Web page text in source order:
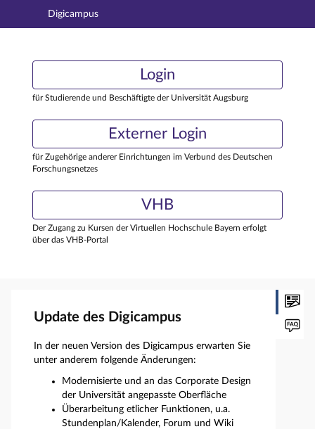
Hauptnavigation
Externer Login
Digicampus
Login
für Studierende und Beschäftigte der Universität Augsburg
Externer Login
für Zugehörige anderer Einrichtungen im Verbund des Deutschen
Forschungsnetzes
VHB
Der Zugang zu Kursen der Virtuellen Hochschule Bayern erfolgt
über das VHB-Portal
Update des Digicampus
In der neuen Version des Digicampus erwarten Sie
unter anderem folgende Änderungen:
Modernisierte und an das Corporate Design
der Universität angepasste Oberfläche
Überarbeitung etlicher Funktionen, u.a.
Stundenplan/Kalender, Forum und Wiki